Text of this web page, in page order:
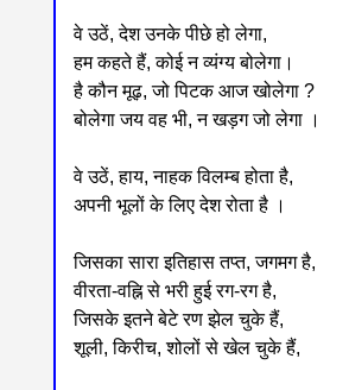
वे उठें, देश उनके पीछे हो लेगा,
हम कहते हैं, कोई न व्यंग्य बोलेगा।
है कौन मूढ़, जो पिटक आज खोलेगा ?
बोलेगा जय वह भी, न खड़ग जो लेगा ।
वे उठें, हाय, नाहक विलम्ब होता है,
अपनी भूलों के लिए देश रोता है ।
जिसका सारा इतिहास तप्त, जगमग है,
वीरता-वह्नि से भरी हुई रग-रग है,
जिसके इतने बेटे रण झेल चुके हैं,
शूली, किरीच, शोलों से खेल चुके हैं,